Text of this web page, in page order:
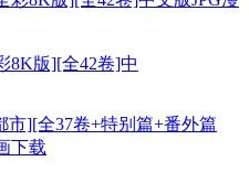
8K版][全42卷]中